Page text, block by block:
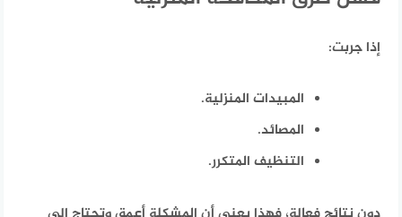
إذا جربت:
المبيدات المنزلية.
المصائد.
التنظيف المتكرر.